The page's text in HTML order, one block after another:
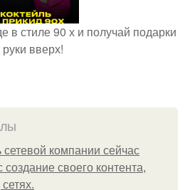
в стиле 90 х и получай подарки
руки вверх!
сетевой компании сейчас
своего контента,